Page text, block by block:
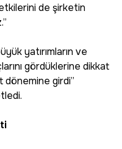
de şirketin
yatırımların ve
gördüklerine dikkat
dönemine girdi”